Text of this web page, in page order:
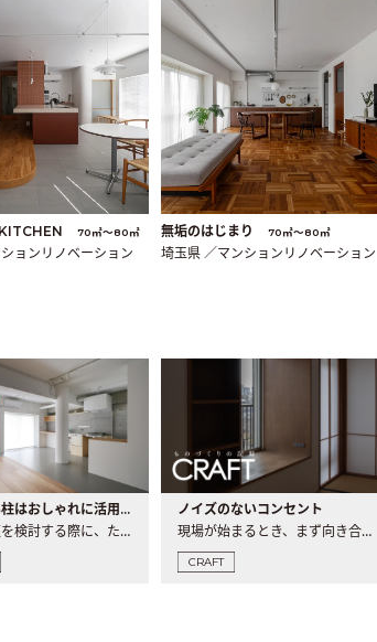
70㎡〜80㎡
ョンリノベーション
無垢のはじまり 70㎡〜80㎡
埼玉県 ／マンションリノベーション
動かせない柱はおしゃれに活用！柱を魅せるリノベーション(リノベ)4選
間取り変更を検討する際に、たびたび皆さんの頭を悩ませる動か..
ノイズのないコンセント
現場が始まるとき、まず向き合うものの一つがコンセントです..
CRAFT